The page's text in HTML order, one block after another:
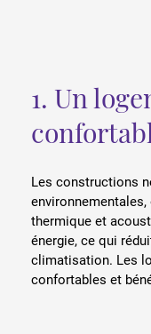
1. Un
Les constructions
thermique et
énergie, ce qui
climatisation. Les
confortables et